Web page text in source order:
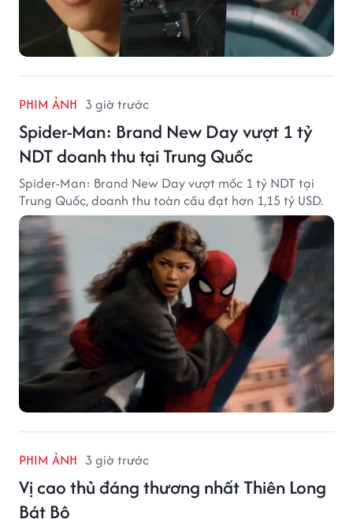
PHIM ẢNH 3 giờ trước
Spider-Man: Brand New Day vượt 1 tỷ
NDT doanh thu tại Trung Quốc
Spider-Man: Brand New Day vượt mốc 1 tỷ NDT tại
Trung Quốc, doanh thu toàn cầu đạt hơn 1,15 tỷ USD.
PHIM ẢNH 3 giờ trước
Vị cao thủ đáng thương nhất Thiên Long
Bát Bộ